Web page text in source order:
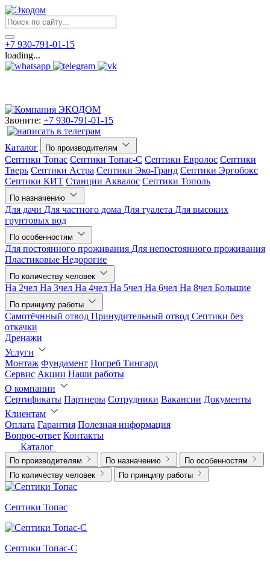
+7 930-791-01-15
loading...
Звоните: +7 930-791-01-15
Каталог По производителям
Септики Топас Септики Топас-С Септики Евролос Септики
Тверь Септики Астра Септики Эко-Гранд Септики Эргобокс
Септики КИТ Станции Аквалос Септики Тополь
По назначению
Для дачи Для частного дома Для туалета Для высоких
грунтовых вод
По особенностям
Для постоянного проживания Для непостоянного проживания
Пластиковые Недорогие
По количеству человек
На 2чел На 3чел На 4чел На 5чел На 6чел На 8чел Большие
По принципу работы
Самотёчнный отвод Принудительный отвод Септики без
откачки
Дренажи
Услуги
Монтаж Фундамент Погреб Тингард
Сервис Акции Наши работы
О компании
Сертификаты Партнеры Сотрудники Вакансии Документы
Клиентам
Оплата Гарантия Полезная информация
Вопрос-ответ Контакты
Каталог
По производителям По назначению
По особенностям
По количеству человек
По принципу работы
Септики Топас
Септики Топас-С